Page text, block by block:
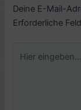
Deine E-Mail-
Erforderliche
eingeben…